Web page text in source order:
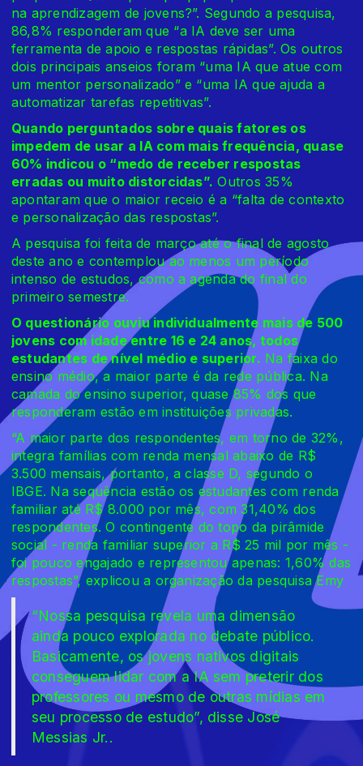
na aprendizagem de jovens?”. Segundo a pesquisa,
86,8% responderam que “a IA deve ser uma
ferramenta de apoio e respostas rápidas”. Os outros
dois principais anseios foram “uma IA que atue com
um mentor personalizado” e “uma IA que ajuda a
automatizar tarefas repetitivas”.
Quando perguntados sobre quais fatores os
impedem de usar a IA com mais frequência, quase
60% indicou o “medo de receber respostas
erradas ou muito distorcidas”. Outros 35%
apontaram que o maior receio é a “falta de contexto
e personalização das respostas”.
A pesquisa foi feita de março até o final de agosto
deste ano e contemplou ao menos um período
intenso de estudos, como a agenda do final do
primeiro semestre.
O questionário ouviu individualmente mais de 500
jovens com idade entre 16 e 24 anos, todos
estudantes de nível médio e superior. Na faixa do
ensino médio, a maior parte é da rede pública. Na
camada do ensino superior, quase 85% dos que
responderam estão em instituições privadas.
“A maior parte dos respondentes, em torno de 32%,
integra famílias com renda mensal abaixo de R$
3.500 mensais, portanto, a classe D, segundo o
IBGE. Na sequência estão os estudantes com renda
familiar até R$ 8.000 por mês, com 31,40% dos
respondentes. O contingente do topo da pirâmide
social - renda familiar superior a R$ 25 mil por mês -
foi pouco engajado e representou apenas: 1,60% das
respostas”, explicou a organização da pesquisa Emy
“Nossa pesquisa revela uma dimensão
ainda pouco explorada no debate público.
Basicamente, os jovens nativos digitais
conseguem lidar com a IA sem preterir dos
professores ou mesmo de outras mídias em
seu processo de estudo”, disse José
Messias Jr..